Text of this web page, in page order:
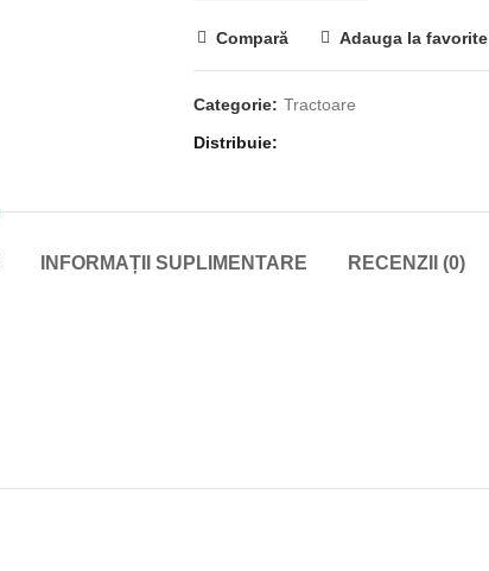
Compară Adauga la favorite
Categorie: Tractoare
Distribuie
INFORMAȚII SUPLIMENTARE RECENZII (0)